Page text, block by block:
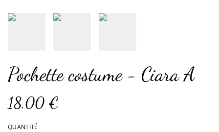
Pochette costume - Ciara A
18,00 €
QUANTITÉ